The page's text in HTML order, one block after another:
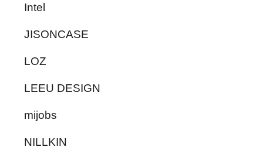
Intel
JISONCASE
LOZ
LEEU DESIGN
mijobs
NILLKIN